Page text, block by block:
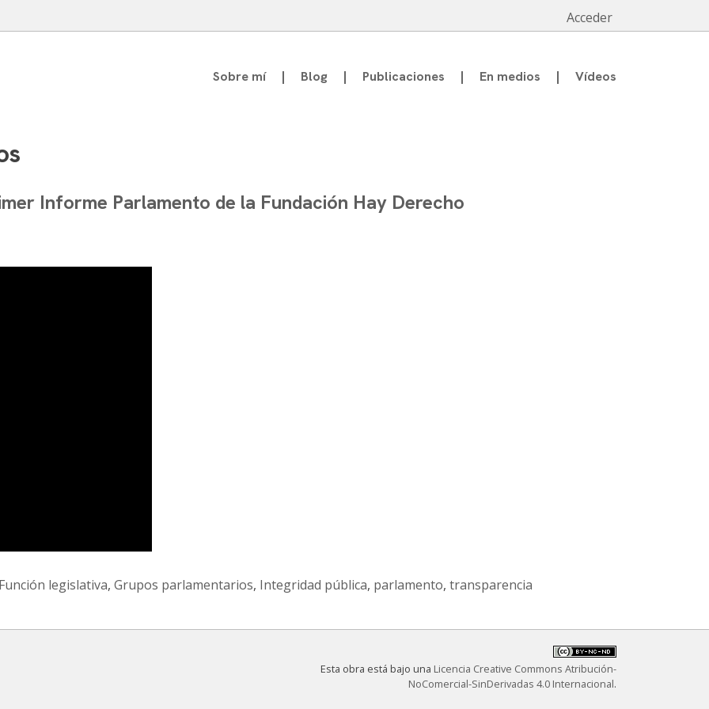
Acceder
Sobre mí Blog Publicaciones En medios Vídeos
Informe Parlamento de la Fundación Hay Derecho
Función legislativa, Grupos parlamentarios, Integridad pública, parlamento, transparencia
Esta obra está bajo una Licencia Creative Commons Atribución-
NoComercial-SinDerivadas 4.0 Internacional.